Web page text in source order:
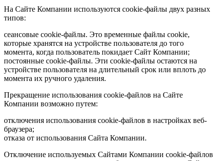
На Сайте Компании используются cookie-файлы двух разных
типов:
сеансовые cookie-файлы. Это временные файлы cookie,
которые хранятся на устройстве пользователя до того
момента, когда пользователь покидает Сайт Компании;
постоянные cookie-файлы. Эти cookie-файлы остаются на
устройстве пользователя на длительный срок или вплоть до
момента их ручного удаления.
Прекращение использования cookie-файлов на Сайте
Компании возможно путем:
отключения использования cookie-файлов в настройках веб-
браузера;
отказа от использования Сайта Компании.
Отключение используемых Сайтами Компании cookie-файлов